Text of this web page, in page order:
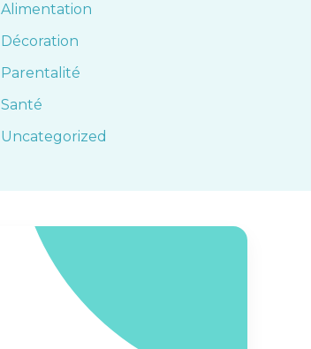
Alimentation
Décoration
Parentalité
Santé
Uncategorized